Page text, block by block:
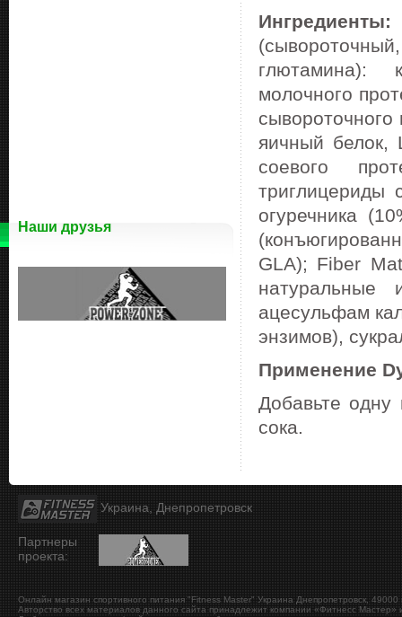
Наши друзья
Ингредиенты:
глютамина):
молочного
яичный белок,
соевого
триглицериды
огуречника
GLA); Fiber
натуральные
ацесульфам
энзимов),
Применение
Добавьте
сока.
Украина, Днепропетровск
Партнеры
проекта:
Онлайн магазин спортивного питания "Fitness Master" Украина Днепропетровск, 49000
Авторство всех материалов данного сайта принадлежит компании «Фитнесс Мастер»